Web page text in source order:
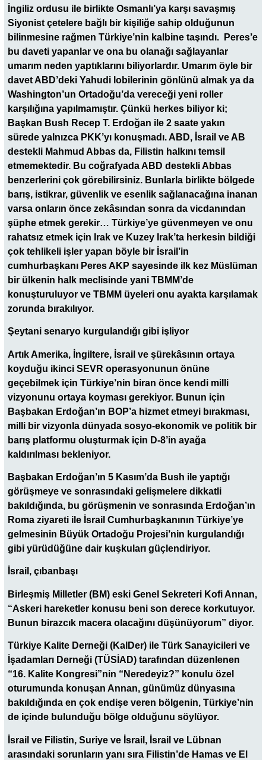
İngiliz ordusu ile birlikte Osmanlı’ya karşı savaşmış
Siyonist çetelere bağlı bir kişiliğe sahip olduğunun
bilinmesine rağmen Türkiye’nin kalbine taşındı. Peres’e
bu daveti yapanlar ve ona bu olanağı sağlayanlar
umarım neden yaptıklarını biliyorlardır. Umarım öyle bir
davet ABD’deki Yahudi lobilerinin gönlünü almak ya da
Washington’un Ortadoğu’da vereceği yeni roller
karşılığına yapılmamıştır. Çünkü herkes biliyor ki;
Başkan Bush Recep T. Erdoğan ile 2 saate yakın
sürede yalnızca PKK’yı konuşmadı. ABD, İsrail ve AB
destekli Mahmud Abbas da, Filistin halkını temsil
etmemektedir. Bu coğrafyada ABD destekli Abbas
benzerlerini çok görebilirsiniz. Bunlarla birlikte bölgede
barış, istikrar, güvenlik ve esenlik sağlanacağına inanan
varsa onların önce zekâsından sonra da vicdanından
şüphe etmek gerekir… Türkiye’ye güvenmeyen ve onu
rahatsız etmek için Irak ve Kuzey Irak’ta herkesin bildiği
çok tehlikeli işler yapan böyle bir İsrail’in
cumhurbaşkanı Peres AKP sayesinde ilk kez Müslüman
bir ülkenin halk meclisinde yani TBMM’de
konuşturuluyor ve TBMM üyeleri onu ayakta karşılamak
zorunda bırakılıyor.
Şeytani senaryo kurgulandığı gibi işliyor
Artık Amerika, İngiltere, İsrail ve şürekâsının ortaya
koyduğu ikinci SEVR operasyonunun önüne
geçebilmek için Türkiye’nin biran önce kendi milli
vizyonunu ortaya koyması gerekiyor. Bunun için
Başbakan Erdoğan’ın BOP’a hizmet etmeyi bırakması,
milli bir vizyonla dünyada sosyo-ekonomik ve politik bir
barış platformu oluşturmak için D-8’in ayağa
kaldırılması bekleniyor.
Başbakan Erdoğan’ın 5 Kasım’da Bush ile yaptığı
görüşmeye ve sonrasındaki gelişmelere dikkatli
bakıldığında, bu görüşmenin ve sonrasında Erdoğan’ın
Roma ziyareti ile İsrail Cumhurbaşkanının Türkiye’ye
gelmesinin Büyük Ortadoğu Projesi’nin kurgulandığı
gibi yürüdüğüne dair kuşkuları güçlendiriyor.
İsrail, çıbanbaşı
Birleşmiş Milletler (BM) eski Genel Sekreteri Kofi Annan,
“Askeri hareketler konusu beni son derece korkutuyor.
Bunun birazcık macera olacağını düşünüyorum” diyor.
Türkiye Kalite Derneği (KalDer) ile Türk Sanayicileri ve
İşadamları Derneği (TÜSİAD) tarafından düzenlenen
“16. Kalite Kongresi”nin “Neredeyiz?” konulu özel
oturumunda konuşan Annan, günümüz dünyasına
bakıldığında en çok endişe veren bölgenin, Türkiye’nin
de içinde bulunduğu bölge olduğunu söylüyor.
İsrail ve Filistin, Suriye ve İsrail, İsrail ve Lübnan
arasındaki sorunların yanı sıra Filistin’de Hamas ve El